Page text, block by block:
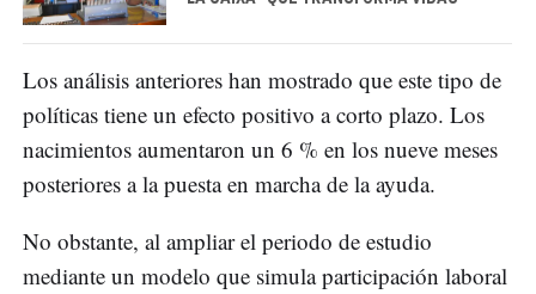
Los análisis anteriores han mostrado que este tipo de
políticas tiene un efecto positivo a corto plazo. Los
nacimientos aumentaron un 6 % en los nueve meses
posteriores a la puesta en marcha de la ayuda.
No obstante, al ampliar el periodo de estudio
mediante un modelo que simula participación laboral